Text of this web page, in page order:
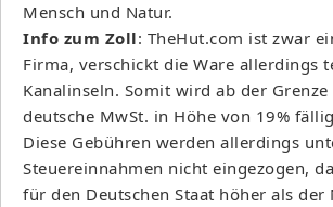
Mensch und Natur.
Info zum Zoll: TheHut.com ist zwar
Firma, verschickt die Ware allerdings
Kanalinseln. Somit wird ab der
deutsche MwSt. in Höhe von 19%
Diese Gebühren werden allerdings
Steuereinnahmen nicht eingezogen,
für den Deutschen Staat höher als der